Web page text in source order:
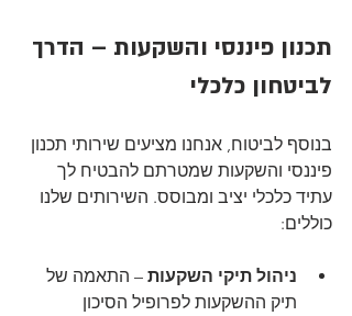
תכנון פיננסי והשקעות – הדרך
לביטחון כלכלי
בנוסף לביטוח, אנחנו מציעים שירותי תכנון
פיננסי והשקעות שמטרתם להבטיח לך
עתיד כלכלי יציב ומבוסס. השירותים שלנו
כוללים:
ניהול תיקי השקעות – התאמה של
תיק ההשקעות לפרופיל הסיכון